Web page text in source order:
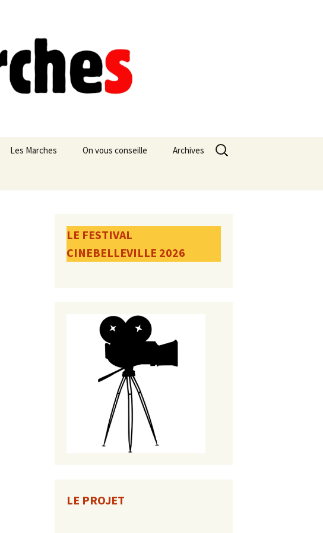
Les Marches On vous conseille Archives
Rechercher :
LE FESTIVAL
CINEBELLEVILLE 2026
LE PROJET